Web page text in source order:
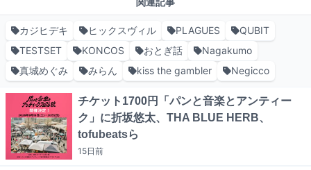
関連記事
カジヒデキ ヒックスヴィル PLAGUES
QUBIT
TESTSET
KONCOS おとぎ話
Nagakumo
真城めぐみ
みらん kiss the gambler Negicco
チケット1700円「パンと音楽とアンティー
ク」に折坂悠太、THA BLUE HERB、
tofubeatsら
15日前